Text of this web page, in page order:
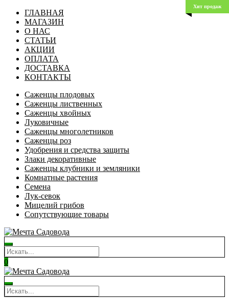
ГЛАВНАЯ
МАГАЗИН
О НАС
СТАТЬИ
АКЦИИ
ОПЛАТА
ДОСТАВКА
КОНТАКТЫ
Саженцы плодовых
Саженцы лиственных
Саженцы хвойных
Луковичные
Саженцы многолетников
Саженцы роз
Удобрения и средства защиты
Злаки декоративные
Саженцы клубники и земляники
Комнатные растения
Семена
Лук-севок
Мицелий грибов
Сопутствующие товары
0
Хит продаж